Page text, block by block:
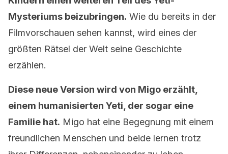
Mysteriums beizubringen. Wie du bereits in der
Filmvorschauen sehen kannst, wird eines der
größten Rätsel der Welt seine Geschichte
erzählen.
Diese neue Version wird von Migo erzählt,
einem humanisierten Yeti, der sogar eine
Familie hat. Migo hat eine Begegnung mit einem
freundlichen Menschen und beide lernen trotz